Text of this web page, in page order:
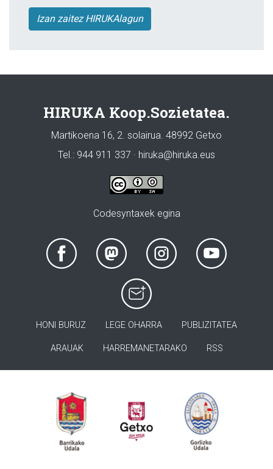
Izan zaitez HIRUKAlagun
HIRUKA Koop.Sozietatea.
Martikoena 16, 2. solairua. 48992 Getxo
Tel.: 944 911 337 · hiruka@hiruka.eus
Codesyntaxek egina
HONI BURUZ LEGE OHARRA PUBLIZITATEA
ARAUAK HARREMANETARAKO RSS